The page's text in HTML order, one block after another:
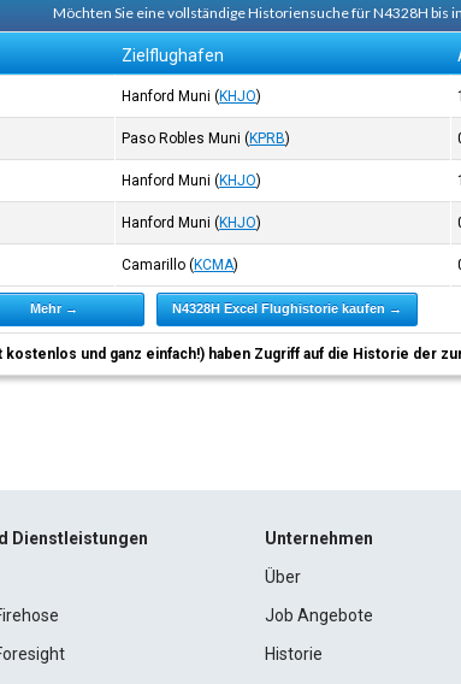
Möchten Sie eine vollständige Historiensuche für N4328H bis
Zielflughafen
Hanford Muni (KHJO)
Paso Robles Muni (KPRB)
Hanford Muni (KHJO)
Hanford Muni (KHJO)
Camarillo (KCMA)
Mehr → N4328H Excel Flughistorie kaufen →
und ganz einfach!) haben Zugriff auf die Historie der
Dienstleistungen
Unternehmen
Über
Job Angebote
Historie